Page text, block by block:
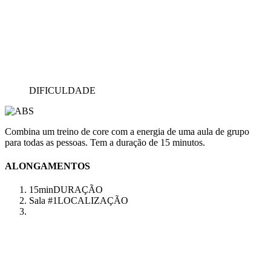
DIFICULDADE
Combina um treino de core com a energia de uma aula de grupo
para todas as pessoas. Tem a duração de 15 minutos.
ALONGAMENTOS
15minDURAÇÃO
Sala #1LOCALIZAÇÃO